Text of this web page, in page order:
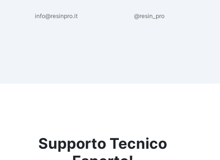
info@resinpro.it @resin_pro
Supporto Tecnico